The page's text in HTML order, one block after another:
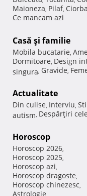
Maioneza, Pilaf,
Ce mancam azi
Casă şi familie
Mobila bucatarie,
Dormitoare, Design
singura, Gravide,
Actualitate
Din culise, Interviu,
autism, Despărţiri
Horoscop
Horoscop 2026,
Horoscop 2025,
Horoscop azi,
Horoscop dragoste,
Horoscop chinezesc,
Astrologie